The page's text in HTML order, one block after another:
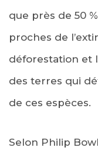
que près de 50
proches de
déforestation et
des terres qui
de ces espèces.
Selon Philip